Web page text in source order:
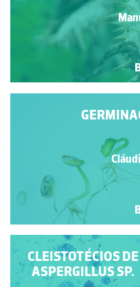
GERMINAÇÃO DO
MILHO (ZEA MAYS L.)
CLEISTOTÉCIOS DE
ASPERGILLUS SP.